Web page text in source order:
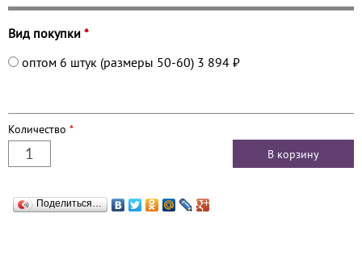
Вид покупки *
оптом 6 штук (размеры 50-60) 3 894 ₽
Количество *
Поделиться…